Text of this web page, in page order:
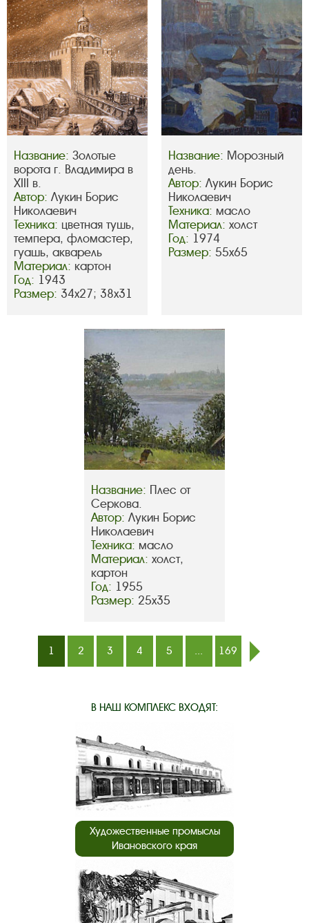
Название: Золотые
ворота г. Владимира в
XIII в.
Автор: Лукин Борис
Николаевич
Техника: цветная тушь,
темпера, фломастер,
гуашь, акварель
Материал: картон
Год: 1943
Размер: 34х27; 38х31
Название: Морозный
день.
Автор: Лукин Борис
Николаевич
Техника: масло
Материал: холст
Год: 1974
Размер: 55х65
Название: Плес от
Серкова.
Автор: Лукин Борис
Николаевич
Техника: масло
Материал: холст,
картон
Год: 1955
Размер: 25х35
1 2 3 4 5 ...
169
В НАШ КОМПЛЕКС ВХОДЯТ:
Художественные промыслы
Ивановского края